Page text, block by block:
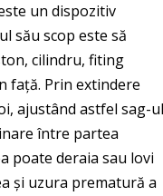
un dispozitiv
său scop este să
cilindru, fiting
față. Prin extindere
ajustând astfel sag-ul
între partea
poate deraia sau lovi
și uzura prematură a